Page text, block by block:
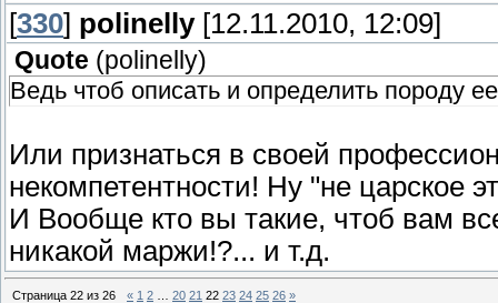
[330] polinelly[12.11.2010, 12:09]
Quote (polinelly)
Ведь чтоб описать и определить породу
Или признаться в своей
некомпетентности! Ну "не царское
И Вообще кто вы такие, чтоб вам
никакой маржи!?... и т.д.
Страница 22 из 26 « 1 2 20 21 22 23 24 25 26 »